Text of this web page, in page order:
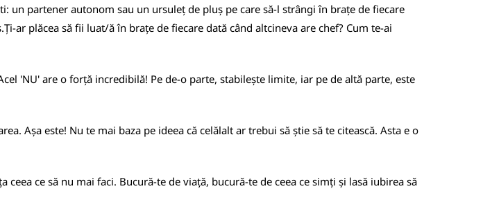
partener autonom sau un ursuleț de pluș pe care să-l strângi în brațe de fiecare
ar plăcea să fii luat/ă în brațe de fiecare dată când altcineva are chef? Cum te-ai
'NU' are o forță incredibilă! Pe de-o parte, stabilește limite, iar pe de altă parte, este
Așa este! Nu te mai baza pe ideea că celălalt ar trebui să știe să te citească. Asta e o
ce să nu mai faci. Bucură-te de viață, bucură-te de ceea ce simți și lasă iubirea să